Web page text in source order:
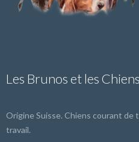
Les Brunos et les
Origine Suisse. Chiens courant de
travail.